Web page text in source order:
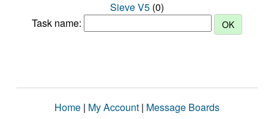
Sieve V5 (0)
Task name:
Home | My Account | Message Boards